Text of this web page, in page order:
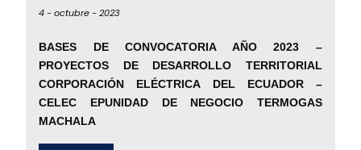
4 -octubre -2023
BASES DE CONVOCATORIA AÑO 2023 –
PROYECTOS DE DESARROLLO TERRITORIAL
CORPORACIÓN ELÉCTRICA DEL ECUADOR –
CELEC EPUNIDAD DE NEGOCIO TERMOGAS
MACHALA